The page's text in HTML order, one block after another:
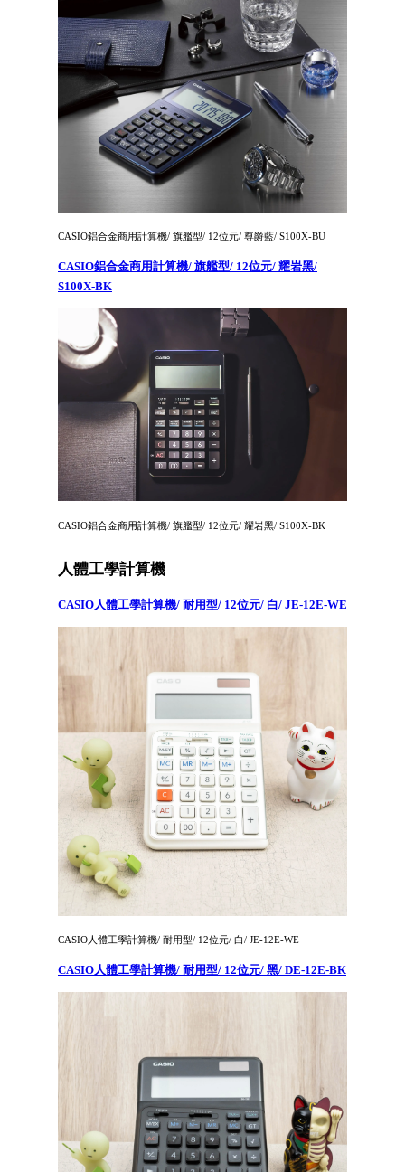
CASIO鋁合金商用計算機/ 旗艦型/ 12位元/ 尊爵藍/ S100X-BU
CASIO鋁合金商用計算機/ 旗艦型/ 12位元/ 耀岩黑/
S100X-BK
CASIO鋁合金商用計算機/ 旗艦型/ 12位元/ 耀岩黑/ S100X-BK
人體工學計算機
CASIO人體工學計算機/ 耐用型/ 12位元/ 白/ JE-12E-WE
CASIO人體工學計算機/ 耐用型/ 12位元/ 白/ JE-12E-WE
CASIO人體工學計算機/ 耐用型/ 12位元/ 黑/ DE-12E-BK